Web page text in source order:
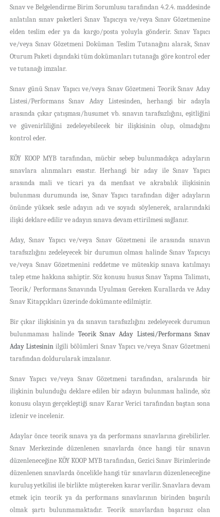
Sınav ve Belgelendirme Birim Sorumlusu tarafından 4.2.4. maddesinde
anlatılan sınav paketleri Sınav Yapıcıya ve/veya Sınav Gözetmenine
elden teslim eder ya da kargo/posta yoluyla gönderir. Sınav Yapıcı
ve/veya Sınav Gözetmeni Doküman Teslim Tutanağını alarak, Sınav
Oturum Paketi dışındaki tüm dokümanları tutanağa göre kontrol eder
ve tutanağı imzalar.
Sınav günü Sınav Yapıcı ve/veya Sınav Gözetmeni Teorik Sınav Aday
Listesi/Performans Sınav Aday Listesinden, herhangi bir adayla
arasında çıkar çatışması/husumet vb. sınavın tarafsızlığını, eşitliğini
ve güvenirliliğini zedeleyebilecek bir ilişkisinin olup, olmadığını
kontrol eder.
KÖY KOOP MYB tarafından, mücbir sebep bulunmadıkça adayların
sınavlara alınmaları esastır. Herhangi bir aday ile Sınav Yapıcı
arasında mali ve ticari ya da menfaat ve akrabalık ilişkisinin
bulunması durumunda ise, Sınav Yapıcı tarafından diğer adayların
önünde yüksek sesle adayın adı ve soyadı söylenerek, aralarındaki
ilişki deklare edilir ve adayın sınava devam ettirilmesi sağlanır.
Aday, Sınav Yapıcı ve/veya Sınav Gözetmeni ile arasında sınavın
tarafsızlığını zedeleyecek bir durumun olması halinde Sınav Yapıcıyı
ve/veya Sınav Gözetmenini reddetme ve müteakip sınava katılmayı
talep etme hakkına sahiptir. Söz konusu husus Sınav Yapma Talimatı,
Teorik/ Performans Sınavında Uyulması Gereken Kurallarda ve Aday
Sınav Kitapçıkları üzerinde dokümante edilmiştir.
Bir çıkar ilişkisinin ya da sınavın tarafsızlığını zedeleyecek durumun
bulunmaması halinde Teorik Sınav Aday Listesi/Performans Sınav
Aday Listesininilgili bölümleri Sınav Yapıcı ve/veya Sınav Gözetmeni
tarafından doldurularak imzalanır.
Sınav Yapıcı ve/veya Sınav Gözetmeni tarafından, aralarında bir
ilişkinin bulunduğu deklare edilen bir adayın bulunması halinde, söz
konusu olayın gerçekleştiği sınav Karar Verici tarafından baştan sona
izlenir ve incelenir.
Adaylar önce teorik sınava ya da performans sınavlarına girebilirler.
Sınav Merkezinde düzenlenen sınavlarda önce hangi tür sınavın
düzenleneceğine KÖY KOOP MYB tarafından, Gezici Sınav Birimlerinde
düzenlenen sınavlarda öncelikle hangi tür sınavların düzenleneceğine
kuruluş yetkilisi ile birlikte müştereken karar verilir. Sınavlara devam
etmek için teorik ya da performans sınavlarının birinden başarılı
olmak şartı bulunmamaktadır. Teorik sınavlardan başarısız olan